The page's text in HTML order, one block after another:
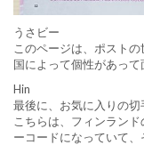
うさビー
このページは、ポストの
国によって個性があって
Hin
最後に、お気に入りの切
こちらは、フィンラン
ーコードになっていて、